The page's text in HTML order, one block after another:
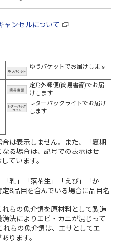
ャンセルについて
ゆうパケットでお届けします
定形外郵便(簡易書留)でお届
けします
レターパックライトでお届け
します
は表示しません。また、「夏期
る場合は、記号での表示はせ
ています。
乳」「落花生」「えび」「か
8品目を含んでいる場合に品目名
らの魚介類を原材料として製造
法によりエビ・カニが混じって
れらの魚介類は、エサとしてエ
ります。